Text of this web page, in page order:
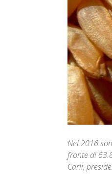
Nel 2016
fronte di
Carli,